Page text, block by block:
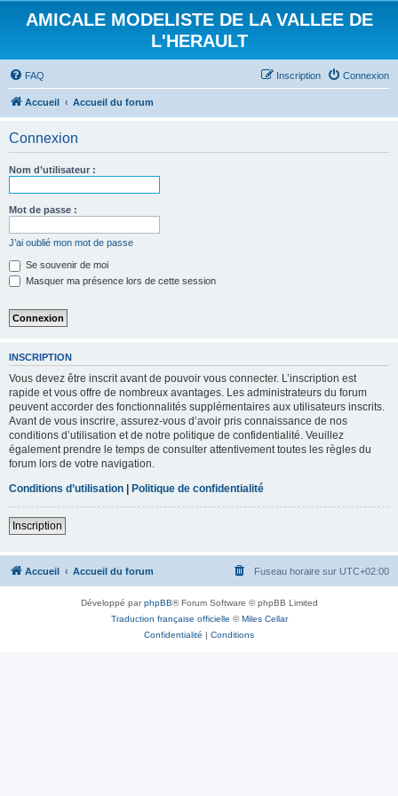
AMICALE MODELISTE DE LA VALLEE DE
L'HERAULT
FAQ Connexion
Inscription
Accueil Accueil du forum
Connexion
Nom d’utilisateur :
Mot de passe :
J’ai oublié mon mot de passe
Se souvenir de moi
Masquer ma présence lors de cette session
INSCRIPTION
Vous devez être inscrit avant de pouvoir vous connecter. L’inscription est
rapide et vous offre de nombreux avantages. Les administrateurs du forum
peuvent accorder des fonctionnalités supplémentaires aux utilisateurs inscrits.
Avant de vous inscrire, assurez-vous d’avoir pris connaissance de nos
conditions d’utilisation et de notre politique de confidentialité. Veuillez
également prendre le temps de consulter attentivement toutes les règles du
forum lors de votre navigation.
Conditions d’utilisation | Politique de confidentialité
Inscription
Accueil Accueil du forum Fuseau horaire sur UTC+02:00
Développé parphpBB® Forum Software © phpBB Limited
Traduction française officielle ©Miles Cellar
Confidentialité | Conditions